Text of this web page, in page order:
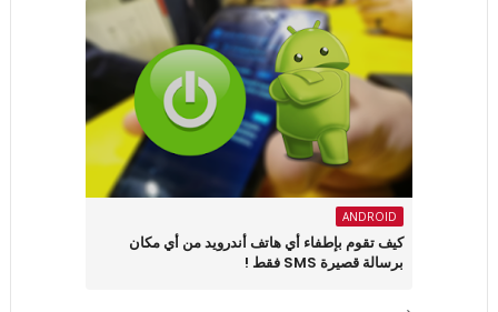
ANDROID
كيف تقوم بإطفاء أي هاتف أندرويد من أي مكان
برسالة قصيرة SMS فقط !